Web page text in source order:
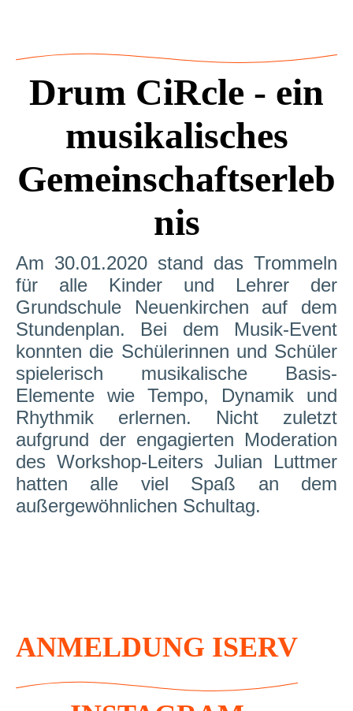
Drum CiRcle - ein
musikalisches
Gemeinschaftserleb
nis
Am 30.01.2020 stand das Trommeln
für alle Kinder und Lehrer der
Grundschule Neuenkirchen auf dem
Stundenplan. Bei dem Musik-Event
konnten die Schülerinnen und Schüler
spielerisch musikalische Basis-
Elemente wie Tempo, Dynamik und
Rhythmik erlernen. Nicht zuletzt
aufgrund der engagierten Moderation
des Workshop-Leiters Julian Luttmer
hatten alle viel Spaß an dem
außergewöhnlichen Schultag.
ANMELDUNG ISERV